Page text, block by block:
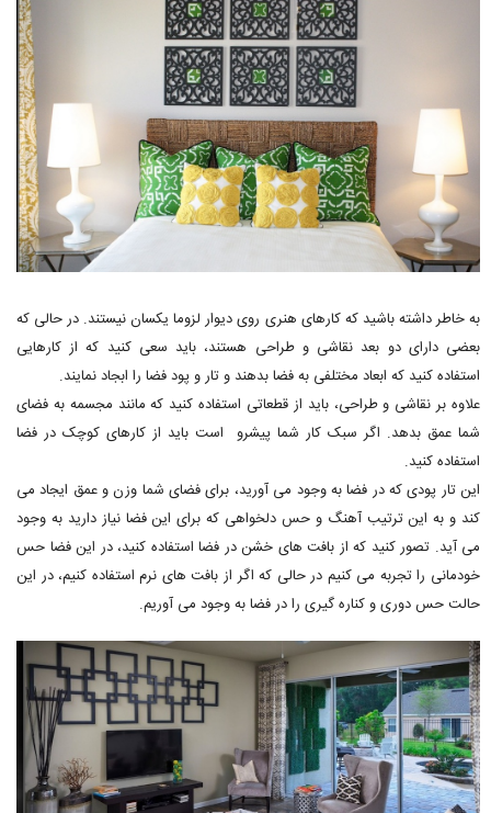
به خاطر داشته باشید که کارهای هنری روی دیوار لزوما یکسان نیستند. در حالی که
بعضی دارای دو بعد نقاشی و طراحی هستند، باید سعی کنید که از کارهایی
استفاده کنید که ابعاد مختلفی به فضا بدهند و تار و پود فضا را ابجاد نمایند.
علاوه بر نقاشی و طراحی، باید از قطعاتی استفاده کنید که مانند مجسمه به فضای
شما عمق بدهد. اگر سبک کار شما پیشرو است باید از کارهای کوچک در فضا
استفاده کنید.
این تار پودی که در فضا به وجود می آورید، برای فضای شما وزن و عمق ایجاد می
کند و به این ترتیب آهنگ و حس دلخواهی که برای این فضا نیاز دارید به وجود
می آید. تصور کنید که از بافت های خشن در فضا استفاده کنید، در این فضا حس
خودمانی را تجربه می کنیم در حالی که اگر از بافت های نرم استفاده کنیم، در این
حالت حس دوری و کناره گیری را در فضا به وجود می آوریم.